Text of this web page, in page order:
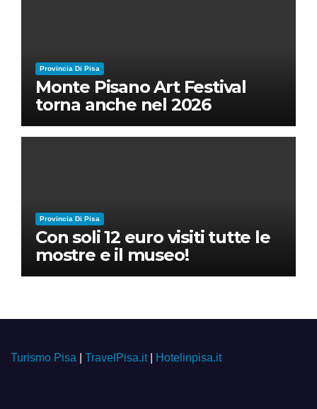
Provincia Di Pisa
Monte Pisano Art Festival
torna anche nel 2026
Provincia Di Pisa
Con soli 12 euro visiti tutte le
mostre e il museo!
Turismo Pisa TravelPisa.it| Hotelinpisa.it